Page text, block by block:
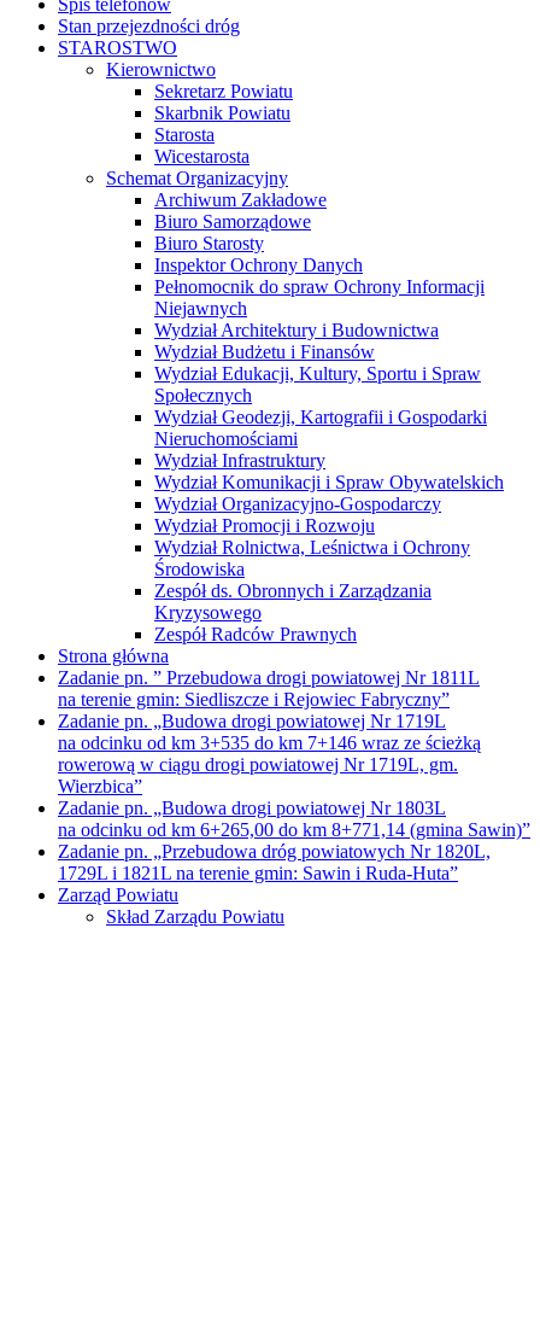
Wicestarosta
Schemat Organizacyjny
Archiwum Zakładowe
Biuro Samorządowe
Biuro Starosty
Inspektor Ochrony Danych
Pełnomocnik do spraw Ochrony Informacji
Niejawnych
Wydział Architektury i Budownictwa
Wydział Budżetu i Finansów
Wydział Edukacji, Kultury, Sportu i Spraw
Społecznych
Wydział Geodezji, Kartografii i Gospodarki
Nieruchomościami
Wydział Infrastruktury
Wydział Komunikacji i Spraw Obywatelskich
Wydział Organizacyjno-Gospodarczy
Wydział Promocji i Rozwoju
Wydział Rolnictwa, Leśnictwa i Ochrony
Środowiska
Zespół ds. Obronnych i Zarządzania
Kryzysowego
Zespół Radców Prawnych
Strona główna
Zadanie pn. ” Przebudowa drogi powiatowej Nr 1811L
na terenie gmin: Siedliszcze i Rejowiec Fabryczny”
Zadanie pn. „Budowa drogi powiatowej Nr 1719L
na odcinku od km 3+535 do km 7+146 wraz ze ścieżką
rowerową w ciągu drogi powiatowej Nr 1719L, gm.
Wierzbica”
Zadanie pn. „Budowa drogi powiatowej Nr 1803L
na odcinku od km 6+265,00 do km 8+771,14 (gmina Sawin)”
Zadanie pn. „Przebudowa dróg powiatowych Nr 1820L,
1729L i 1821L na terenie gmin: Sawin i Ruda-Huta”
Zarząd Powiatu
Skład Zarządu Powiatu